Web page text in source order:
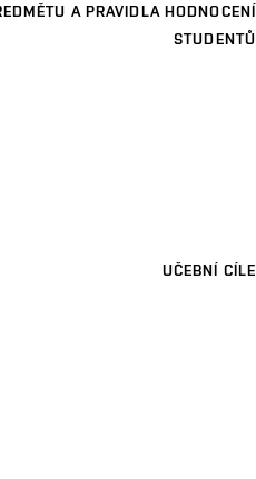
A PRAVIDLA HODNOCENÍ
STUDENTŮ
UČEBNÍ CÍLE